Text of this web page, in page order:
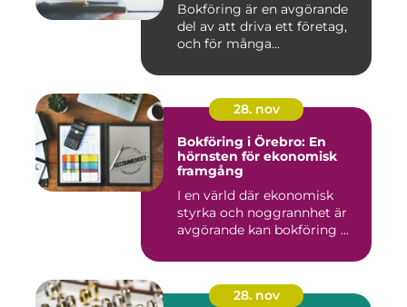
Bokföring är en avgörande
del av att driva ett företag,
och för många...
28. nov
Bokföring i Örebro: En
hörnsten för ekonomisk
framgång
I en värld där ekonomisk
styrka och noggrannhet är
avgörande kan bokföring ...
28. nov